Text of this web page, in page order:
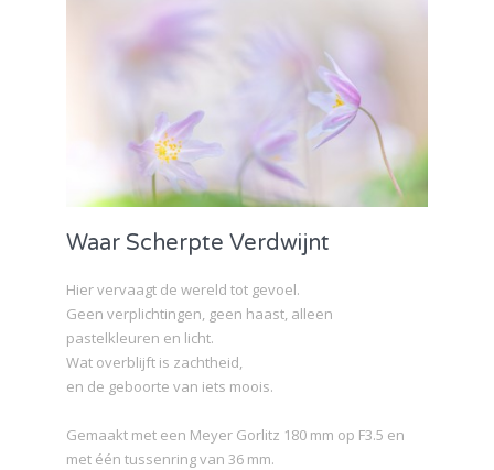
Waar Scherpte Verdwijnt
Hier vervaagt de wereld tot gevoel.
Geen verplichtingen, geen haast, alleen
pastelkleuren en licht.
Wat overblijft is zachtheid,
en de geboorte van iets moois.
Gemaakt met een Meyer Gorlitz 180 mm op F3.5 en
met één tussenring van 36 mm.